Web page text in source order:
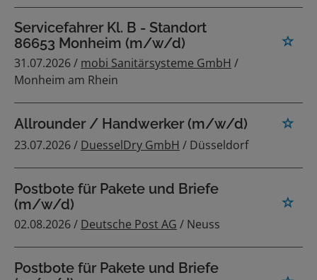
Servicefahrer Kl. B - Standort
86653 Monheim (m/w/d)
31.07.2026 / mobi Sanitärsysteme GmbH /
Monheim am Rhein
Allrounder / Handwerker (m/w/d)
23.07.2026 / DuesselDry GmbH / Düsseldorf
Postbote für Pakete und Briefe
(m/w/d)
02.08.2026 / Deutsche Post AG / Neuss
Postbote für Pakete und Briefe